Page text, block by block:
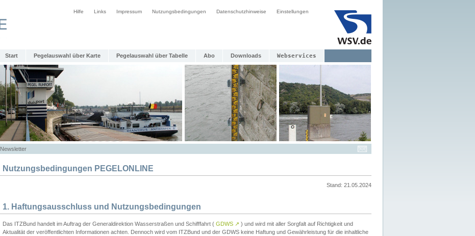
Hilfe Links Impressum Nutzungsbedingungen Datenschutzhinweise Einstellungen
Start Pegelauswahl über Karte Pegelauswahl über Tabelle Abo Downloads Webservices
Newsletter
Nutzungsbedingungen PEGELONLINE
Stand: 21.05.2024
1. Haftungsausschluss und Nutzungsbedingungen
Das ITZBund handelt im Auftrag der Generaldirektion Wasserstraßen und Schifffahrt ( GDWS ↗ ) und wird mit aller Sorgfalt auf Richtigkeit und
Aktualität der veröffentlichten Informationen achten. Dennoch wird vom ITZBund und der GDWS keine Haftung und Gewährleistung für die inhaltliche